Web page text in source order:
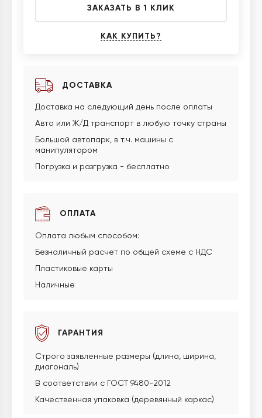
ЗАКАЗАТЬ В 1 КЛИК
КАК КУПИТЬ?
ДОСТАВКА
Доставка на следующий день после оплаты
Авто или Ж/Д транспорт в любую точку страны
Большой автопарк, в т.ч. машины с
манипулятором
Погрузка и разгрузка - бесплатно
ОПЛАТА
Оплата любым способом:
Безналичный расчет по общей схеме с НДС
Пластиковые карты
Наличные
ГАРАНТИЯ
Строго заявленные размеры (длина, ширина,
диагональ)
В соответствии с ГОСТ 9480-2012
Качественная упаковка (деревянный каркас)